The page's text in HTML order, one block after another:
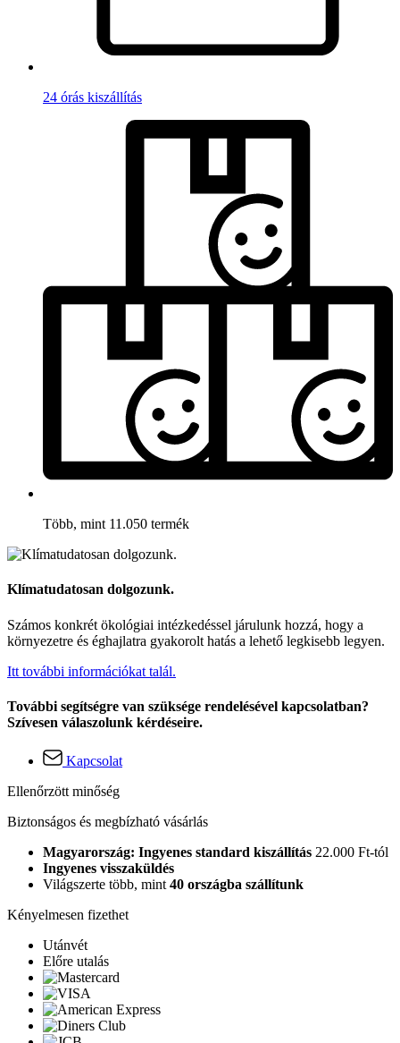
24 órás kiszállítás
Több, mint 11.050 termék
Klímatudatosan dolgozunk.
Számos konkrét ökológiai intézkedéssel járulunk hozzá, hogy a
környezetre és éghajlatra gyakorolt hatás a lehető legkisebb legyen.
Itt további információkat talál.
További segítségre van szüksége rendelésével kapcsolatban?
Szívesen válaszolunk kérdéseire.
Kapcsolat
Ellenőrzött minőség
Biztonságos és megbízható vásárlás
Magyarország: Ingyenes standard kiszállítás 22.000 Ft-tól
Ingyenes visszaküldés
Világszerte több, mint 40 országba szállítunk
Kényelmesen fizethet
Utánvét
Előre utalás